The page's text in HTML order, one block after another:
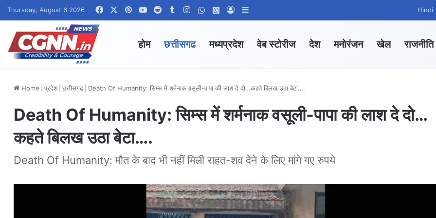
Thursday, August 6 2026 FacebookPinterestYouTubeRedditTumblrInstagramWhatsApp Channel
WhatsApp Group
Log In Hindi
होम छत्तीसगढ मध्यप्रदेश वेब स्टोरीज देश मनोरंजन खेल राजनीति
Home प्रदेश छत्तीसगढ Death Of Humanity: सिम्स में शर्मनाक वसूली-पापा की लाश दे दो…कहते बिलख उठा बेटा….
Death Of Humanity: सिम्स में शर्मनाक वसूली-पापा की लाश दे दो…
कहते बिलख उठा बेटा….
Death Of Humanity: मौत के बाद भी नहीं मिली राहत-शव देने के लिए मांगे गए रुपये